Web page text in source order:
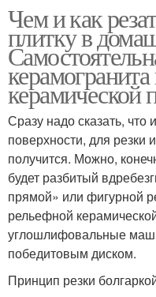
Чем и как
плитку в
керамической
Сразу надо сказать, что
поверхности, для резки
получится. Можно,
будет разбитый
прямой» или фигурной
рельефной
углошлифовальные
победитовым диском.
Принцип резки